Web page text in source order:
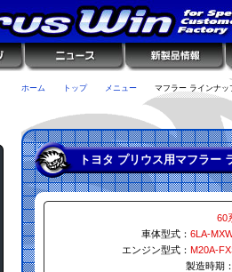
ホーム トップ メニュー マフラー ラインナッ
トヨタ プリウス用マフラー
60
車体型式： 6LA-
エンジン型式： M20A-
製造時期